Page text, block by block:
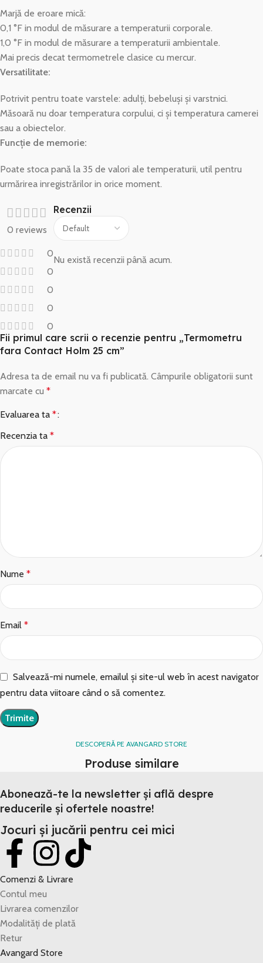
Marjă de eroare mică:
0,1 °F in modul de măsurare a temperaturii corporale.
1,0 °F in modul de măsurare a temperaturii ambientale.
Mai precis decat termometrele clasice cu mercur.
Versatilitate:
Potrivit pentru toate varstele: adulți, bebeluși și varstnici.
Măsoară nu doar temperatura corpului, ci și temperatura camerei
sau a obiectelor.
Funcție de memorie:
Poate stoca pană la 35 de valori ale temperaturii, util pentru
urmărirea inregistrărilor in orice moment.
0 reviews
0
0
0
0
0
Recenzii
Nu există recenzii până acum.
Fii primul care scrii o recenzie pentru „Termometru
fara Contact Holm 25 cm”
Adresa ta de email nu va fi publicată. Câmpurile obligatorii sunt
marcate cu *
Evaluarea ta *
Recenzia ta *
Nume *
Email *
Salvează-mi numele, emailul și site-ul web în acest navigator
pentru data viitoare când o să comentez.
DESCOPERĂ PE AVANGARD STORE
Produse similare
Abonează-te la newsletter și află despre
reducerile și ofertele noastre!
Jocuri și jucării pentru cei mici
Comenzi & Livrare
Contul meu
Livrarea comenzilor
Modalități de plată
Retur
Avangard Store